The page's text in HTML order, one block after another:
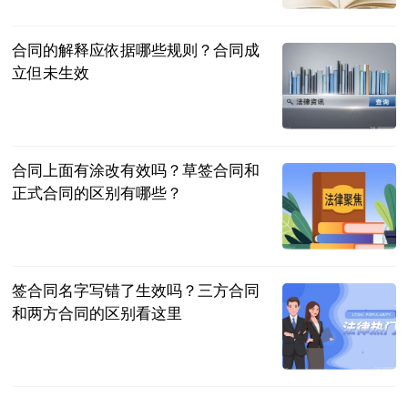
合同的解释应依据哪些规则？合同成
立但未生效
合同上面有涂改有效吗？草签合同和
正式合同的区别有哪些？
签合同名字写错了生效吗？三方合同
和两方合同的区别看这里